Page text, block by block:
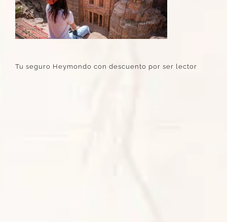
Tu seguro Heymondo con descuento por ser lector